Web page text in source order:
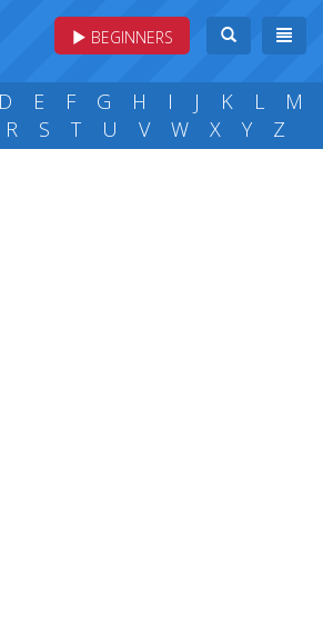
BEGINNERS
D E F G H I J K L
M
R S T U V W X Y Z